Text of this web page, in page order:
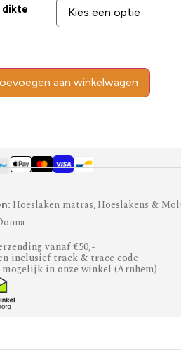
dikte
aan winkelwagen
Hoeslaken matras, Hoeslakens &
vanaf €50,-
inclusief track & trace code
in onze winkel (Arnhem)